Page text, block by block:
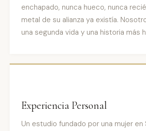
enchapado, nunca hueco, nunca
metal de su alianza ya existía.
una segunda vida y una historia más
Experiencia Personal
Un estudio fundado por una mujer en